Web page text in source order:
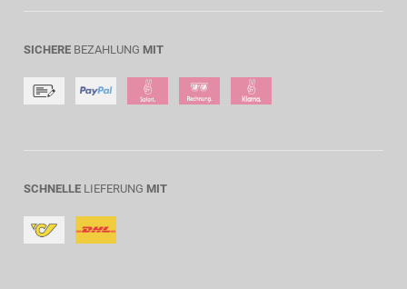
SICHERE BEZAHLUNG MIT
SCHNELLE LIEFERUNG MIT